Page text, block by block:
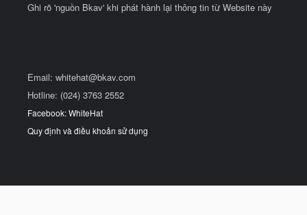
Ghi rõ 'nguồn Bkav' khi phát hành lại thông tin từ Website này
Email: whitehat@bkav.com
Hotline: (024) 3763 2552
Facebook: WhiteHat
Quy định và điều khoản sử dụng